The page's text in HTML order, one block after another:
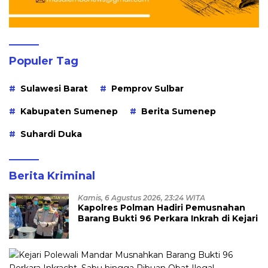
Populer Tag
Sulawesi Barat Pemprov Sulbar
Kabupaten Sumenep Berita Sumenep
Suhardi Duka
Berita Kriminal
Kamis, 6 Agustus 2026, 23:24 WITA
Kapolres Polman Hadiri Pemusnahan
Barang Bukti 96 Perkara Inkrah di Kejari